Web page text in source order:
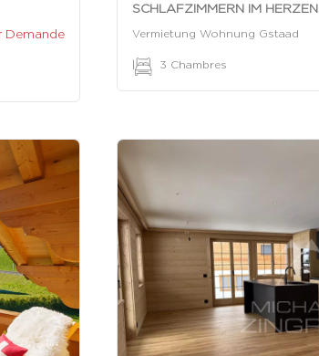
Demande
SCHLAFZIMMERN IM
Vermietung Wohnung Gstaad
| 3 Chambres